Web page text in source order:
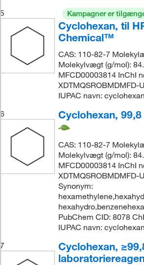
5
Kampagner er
Cyclohexan, til
Chemical™
CAS: 110-82-7
Molekylvægt (g/mol):
MFCD00003814 InChI
XDTMQSROBMDMFD-
IUPAC navn:
6
Cyclohexan,
CAS: 110-82-7
Molekylvægt (g/mol):
MFCD00003814 InChI
XDTMQSROBMDMFD-
Synonym:
PubChem CID: 8078
IUPAC navn:
7
Cyclohexan,